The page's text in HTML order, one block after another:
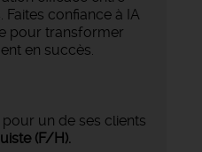
confiance à IA
pour transformer
en succès.
un de ses clients
(F/H).